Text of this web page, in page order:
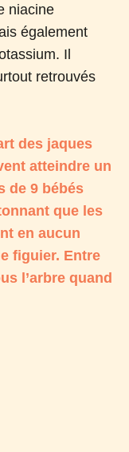
niacine
également
Il
retrouvés
des jaques
atteindre un
de 9 bébés
que les
en aucun
figuier. Entre
l’arbre quand